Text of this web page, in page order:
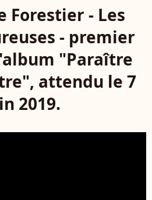
Forestier - Les
- premier
"Paraître
attendu le 7
2019.